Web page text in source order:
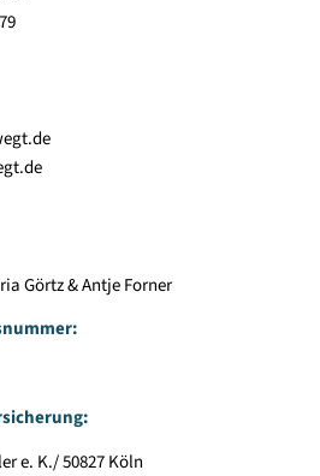
Görtz & Antje Forner
e. K./ 50827 Köln